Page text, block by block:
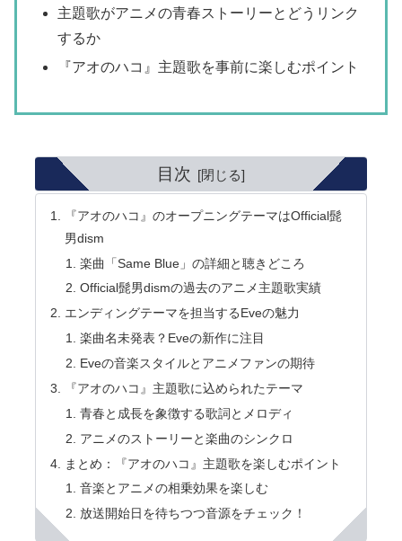
主題歌がアニメの青春ストーリーとどうリンク
するか
『アオのハコ』主題歌を事前に楽しむポイント
目次
『アオのハコ』のオープニングテーマはOfficial髭
男dism
楽曲「Same Blue」の詳細と聴きどころ
Official髭男dismの過去のアニメ主題歌実績
エンディングテーマを担当するEveの魅力
楽曲名未発表？Eveの新作に注目
Eveの音楽スタイルとアニメファンの期待
『アオのハコ』主題歌に込められたテーマ
青春と成長を象徴する歌詞とメロディ
アニメのストーリーと楽曲のシンクロ
まとめ：『アオのハコ』主題歌を楽しむポイント
音楽とアニメの相乗効果を楽しむ
放送開始日を待ちつつ音源をチェック！